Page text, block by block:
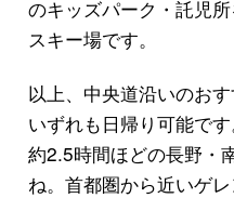
のキッズパーク・託児
スキー場です。
以上、中央道沿いのお
いずれも日帰り可能で
約2.5時間ほどの長野・
ね。首都圏から近いゲ